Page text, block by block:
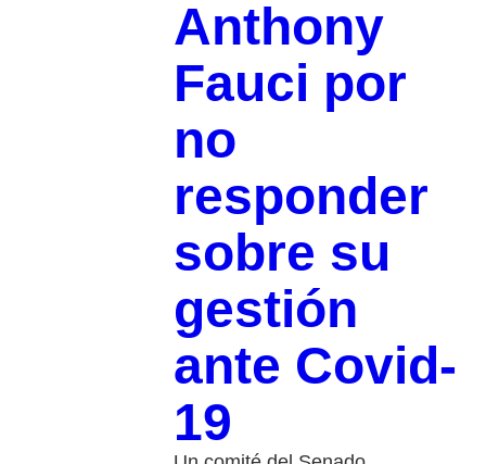
Anthony
Fauci por
no
responder
sobre su
gestión
ante Covid-
19